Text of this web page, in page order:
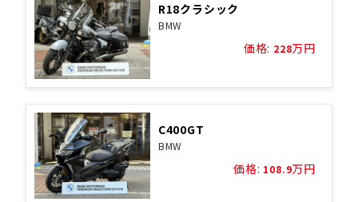
R18クラシック
BMW
価格: 228万円
C400GT
BMW
価格: 108.9万円